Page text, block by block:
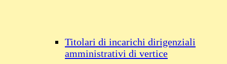
Titolari di incarichi dirigenziali
amministrativi di vertice